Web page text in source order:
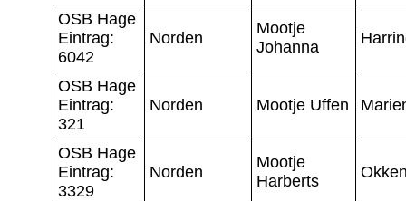
OSB Hage
Eintrag:
6042
Norden
Mootje
Johanna
OSB Hage
Eintrag:
321
Norden Mootje Uffen
OSB Hage
Eintrag:
3329
Norden
Mootje
Harberts